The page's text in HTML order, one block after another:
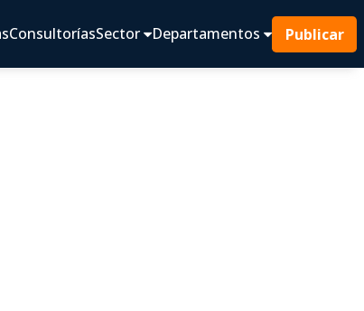
ConsultoríasSector Departamentos Publicar